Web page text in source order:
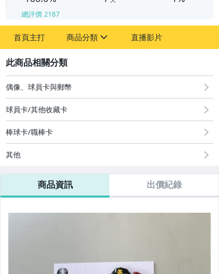
總評價 2187
首頁主打 商品分類
其它
直播影片
偶像、球員卡與郵幣
球員卡/其他收藏卡
棒球卡/職棒卡
其他
商品資訊 出價紀錄